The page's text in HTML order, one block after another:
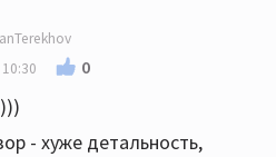
0
- хуже детальность,